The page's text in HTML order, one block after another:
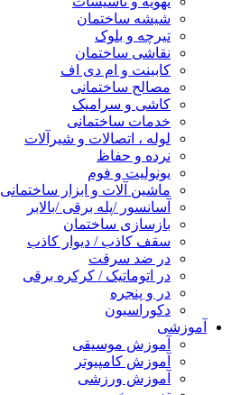
شیشه ساختمان
تیرچه و بلوک
نقاشی ساختمان
کابینت و ام دی اف
مصالح ساختمانی
کاشی و سرامیک
خدمات ساختمانی
لوله ، اتصالات و شیرآلات
نرده و حفاظ
یونولیت و فوم
ماشین آلات و ابزار ساختمانی
آسانسور /پله برقی /بالابر
بازسازی ساختمان
سقف کاذب / دیوار کاذب
در ضد سرقت
در اتوماتیک / کرکره برقی
در و پنجره
دکوراسیون
آموزشی
آموزش موسیقی
آموزش کامپیوتر
آموزش ورزشی